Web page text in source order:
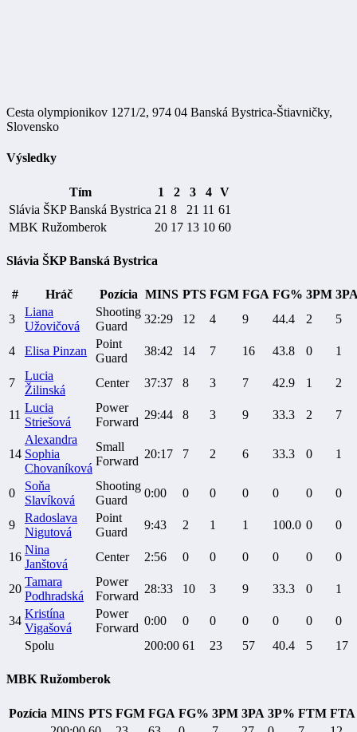
Cesta olympionikov 1271/2, 974 04 Banská Bystrica-Štiavničky,
Slovensko
Výsledky
Tím 1 2 3 4 V
Slávia ŠKP Banská Bystrica 21 8 21 11 61
MBK Ružomberok
20 17 13 10 60
Slávia ŠKP Banská Bystrica
# Hráč Pozícia MINS PTS FGM FGA FG% 3PM
3
Liana
Užovičová
Shooting
Guard
32:29 12 4 9 44.4 2 5
4 Elisa Pinzan
Point
Guard
38:42 14 7 16 43.8 0 1
7
Lucia
Žilinská
Center 37:37 8 3 7 42.9 1 2
11
Lucia
Striešová
Power
Forward
29:44 8 3 9 33.3 2 7
14
Alexandra
Sophia
Chovaníková
Small
Forward
20:17 7 2 6 33.3 0 1
0
Soňa
Slavíková
Shooting
Guard
0:00 0 0 0 0 0 0
9
Radoslava
Nigutová
Point
Guard
9:43 2 1 1 100.0 0 0
16
Nina
Janštová
Center 2:56 0 0 0 0 0 0
20
Tamara
Podhradská
Power
Forward
28:33 10 3 9 33.3 0 1
34
Kristína
Vigašová
Power
Forward
0:00 0 0 0 0 0
0
Spolu
200:00 61 23 57 40.4 5 17
MBK Ružomberok
Pozícia MINS PTS FGM FGA FG% 3PM 3PA 3P% FTM FTA